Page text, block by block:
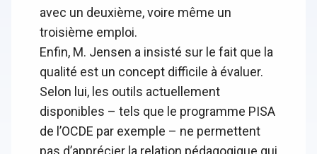
avec un deuxième, voire même un
troisième emploi.
Enfin, M. Jensen a insisté sur le fait que la
qualité est un concept difficile à évaluer.
Selon lui, les outils actuellement
disponibles – tels que le programme PISA
de l’OCDE par exemple – ne permettent